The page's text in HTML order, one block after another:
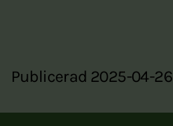
Publicerad 2025-04-26